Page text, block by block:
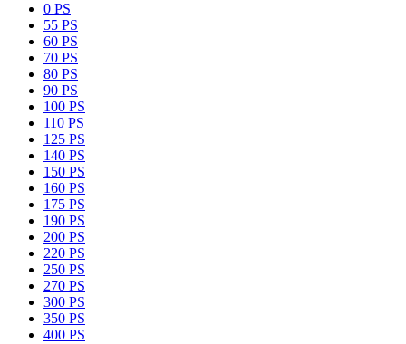
0 PS
55 PS
60 PS
70 PS
80 PS
90 PS
100 PS
110 PS
125 PS
140 PS
150 PS
160 PS
175 PS
190 PS
200 PS
220 PS
250 PS
270 PS
300 PS
350 PS
400 PS